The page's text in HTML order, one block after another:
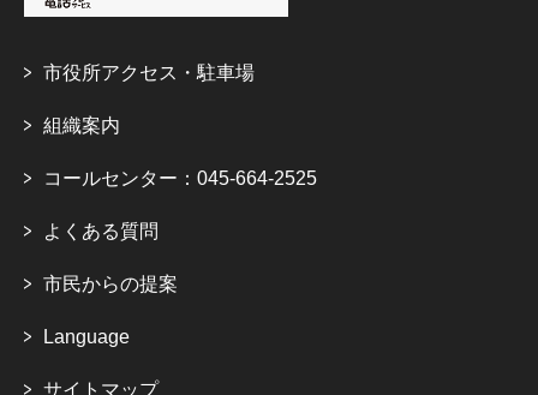
市役所アクセス・駐車場
組織案内
コールセンター：045-664-2525
よくある質問
市民からの提案
Language
サイトマップ